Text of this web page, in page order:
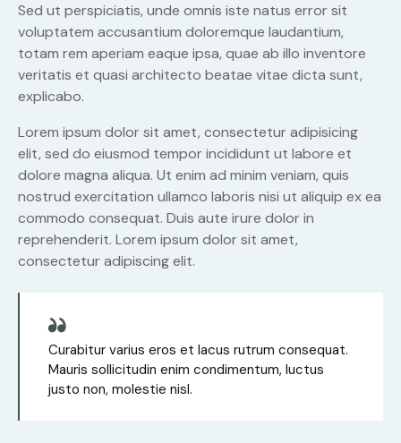
Sed ut perspiciatis, unde omnis iste natus error sit
voluptatem accusantium doloremque laudantium,
totam rem aperiam eaque ipsa, quae ab illo inventore
veritatis et quasi architecto beatae vitae dicta sunt,
explicabo.
Lorem ipsum dolor sit amet, consectetur adipisicing
elit, sed do eiusmod tempor incididunt ut labore et
dolore magna aliqua. Ut enim ad minim veniam, quis
nostrud exercitation ullamco laboris nisi ut aliquip ex ea
commodo consequat. Duis aute irure dolor in
reprehenderit. Lorem ipsum dolor sit amet,
consectetur adipiscing elit.
Curabitur varius eros et lacus rutrum consequat.
Mauris sollicitudin enim condimentum, luctus
justo non, molestie nisl.